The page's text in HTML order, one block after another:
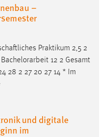
–
Praktikum 2,5 2
Bachelorarbeit 12 2 Gesamt
28 2 27 20 27 14 * Im
und digitale
im